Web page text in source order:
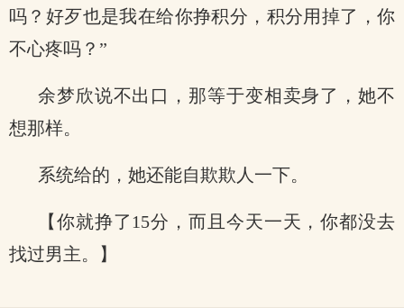
吗？好歹也是我在给你挣积分，积分用掉了，你
不心疼吗？”
余梦欣说不出口，那等于变相卖身了，她不
想那样。
系统给的，她还能自欺欺人一下。
【你就挣了15分，而且今天一天，你都没去
找过男主。】